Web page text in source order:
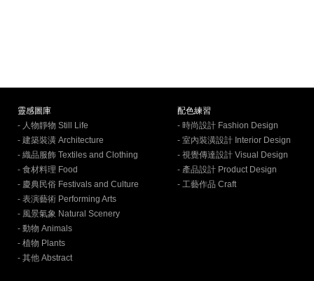
靈感圖庫
- 人物靜物 Still Life
- 建築裝潢 Architecture
- 織品服飾 Textiles and Clothing
- 食材料理 Food
- 慶典民俗 Festivals and Culture
- 表演藝術 Performing Arts
- 風景氣象 Natural Scenery
- 動物 Animals
- 植物 Plants
- 其他 Abstract
配色練習
- 時尚設計 Fashion Design
- 室內裝潢設計 Interior Design
- 視覺傳達設計 Visual Design
- 產品設計 Product Design
- 工藝作品 Craft